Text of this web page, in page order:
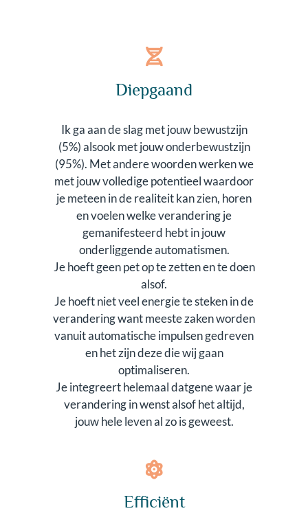
Diepgaand
Ik ga aan de slag met jouw bewustzijn
(5%) alsook met jouw onderbewustzijn
(95%). Met andere woorden werken we
met jouw volledige potentieel waardoor
je meteen in de realiteit kan zien, horen
en voelen welke verandering je
gemanifesteerd hebt in jouw
onderliggende automatismen.
Je hoeft geen pet op te zetten en te doen
alsof.
Je hoeft niet veel energie te steken in de
verandering want meeste zaken worden
vanuit automatische impulsen gedreven
en het zijn deze die wij gaan
optimaliseren.
Je integreert helemaal datgene waar je
verandering in wenst alsof het altijd,
jouw hele leven al zo is geweest.
Efficiënt